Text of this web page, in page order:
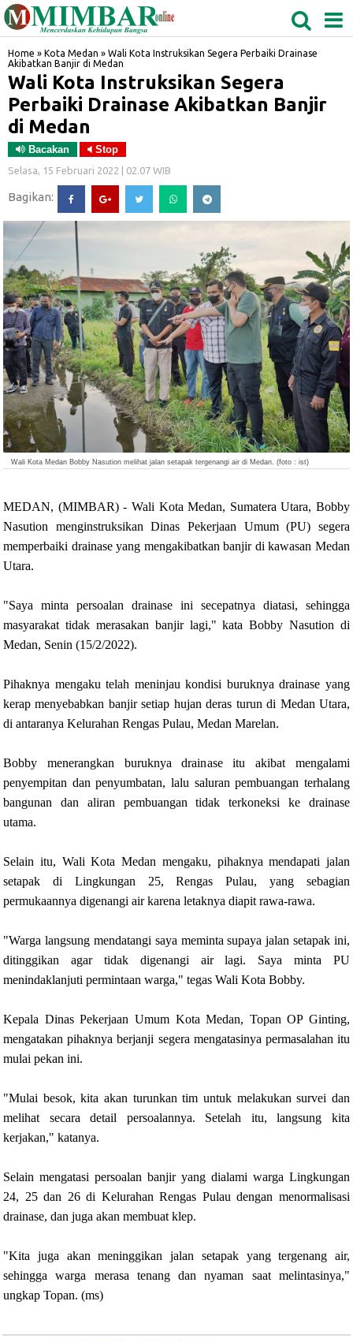
BIDANGRO
Home » Kota Medan » Wali Kota Instruksikan Segera Perbaiki Drainase
Akibatkan Banjir di Medan
Wali Kota Instruksikan Segera
Perbaiki Drainase Akibatkan Banjir
di Medan
Bacakan Stop
Selasa, 15 Februari 2022 | 02.07 WIB
Bagikan:
Wali Kota Medan Bobby Nasution melihat jalan setapak tergenangi air di Medan. (foto : ist)
MEDAN, (MIMBAR) - Wali Kota Medan, Sumatera Utara, Bobby
Nasution menginstruksikan Dinas Pekerjaan Umum (PU) segera
memperbaiki drainase yang mengakibatkan banjir di kawasan Medan
Utara.
"Saya minta persoalan drainase ini secepatnya diatasi, sehingga
masyarakat tidak merasakan banjir lagi," kata Bobby Nasution di
Medan, Senin (15/2/2022).
Pihaknya mengaku telah meninjau kondisi buruknya drainase yang
kerap menyebabkan banjir setiap hujan deras turun di Medan Utara,
di antaranya Kelurahan Rengas Pulau, Medan Marelan.
Bobby menerangkan buruknya drainase itu akibat mengalami
penyempitan dan penyumbatan, lalu saluran pembuangan terhalang
bangunan dan aliran pembuangan tidak terkoneksi ke drainase
utama.
Selain itu, Wali Kota Medan mengaku, pihaknya mendapati jalan
setapak di Lingkungan 25, Rengas Pulau, yang sebagian
permukaannya digenangi air karena letaknya diapit rawa-rawa.
"Warga langsung mendatangi saya meminta supaya jalan setapak ini,
ditinggikan agar tidak digenangi air lagi. Saya minta PU
menindaklanjuti permintaan warga," tegas Wali Kota Bobby.
Kepala Dinas Pekerjaan Umum Kota Medan, Topan OP Ginting,
mengatakan pihaknya berjanji segera mengatasinya permasalahan itu
mulai pekan ini.
"Mulai besok, kita akan turunkan tim untuk melakukan survei dan
melihat secara detail persoalannya. Setelah itu, langsung kita
kerjakan," katanya.
Selain mengatasi persoalan banjir yang dialami warga Lingkungan
24, 25 dan 26 di Kelurahan Rengas Pulau dengan menormalisasi
drainase, dan juga akan membuat klep.
"Kita juga akan meninggikan jalan setapak yang tergenang air,
sehingga warga merasa tenang dan nyaman saat melintasinya,"
ungkap Topan. (ms)